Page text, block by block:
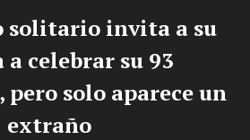
solitario invita a su
celebrar su 93
pero solo aparece un
extraño